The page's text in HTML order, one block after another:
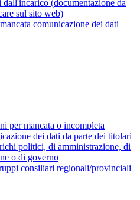
dall'incarico (documentazione da
sul sito web)
comunicazione dei dati
per mancata o incompleta
dei dati da parte dei titolari
politici, di amministrazione, di
o di governo
consiliari regionali/provinciali